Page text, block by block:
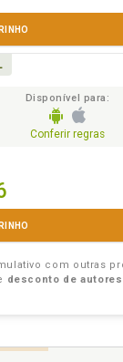
Disponível para:
Conferir regras
com outras
desconto de autores